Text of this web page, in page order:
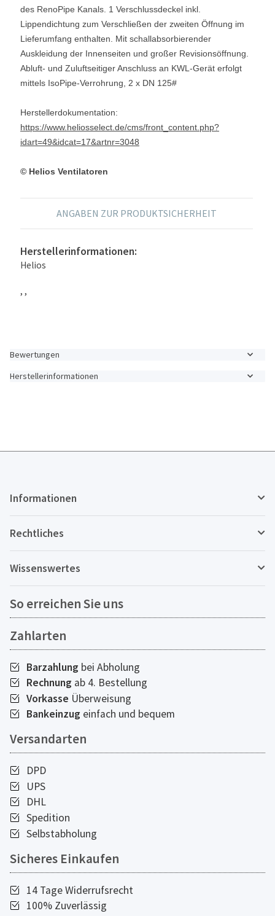
des RenoPipe Kanals. 1 Verschlussdeckel inkl.
Lippendichtung zum Verschließen der zweiten Öffnung im
Lieferumfang enthalten. Mit schallabsorbierender
Auskleidung der Innenseiten und großer Revisionsöffnung.
Abluft- und Zuluftseitiger Anschluss an KWL-Gerät erfolgt
mittels IsoPipe-Verrohrung, 2 x DN 125#
Herstellerdokumentation:
https://www.heliosselect.de/cms/front_content.php?
idart=49&idcat=17&artnr=3048
© Helios Ventilatoren
ANGABEN ZUR PRODUKTSICHERHEIT
Herstellerinformationen:
Helios
, ,
Bewertungen
Herstellerinformationen
Informationen
Rechtliches
Wissenswertes
So erreichen Sie uns
Zahlarten
Barzahlung bei Abholung
Rechnung ab 4. Bestellung
Vorkasse Überweisung
Bankeinzug einfach und bequem
Versandarten
DPD
UPS
DHL
Spedition
Selbstabholung
Sicheres Einkaufen
14 Tage Widerrufsrecht
100% Zuverlässig